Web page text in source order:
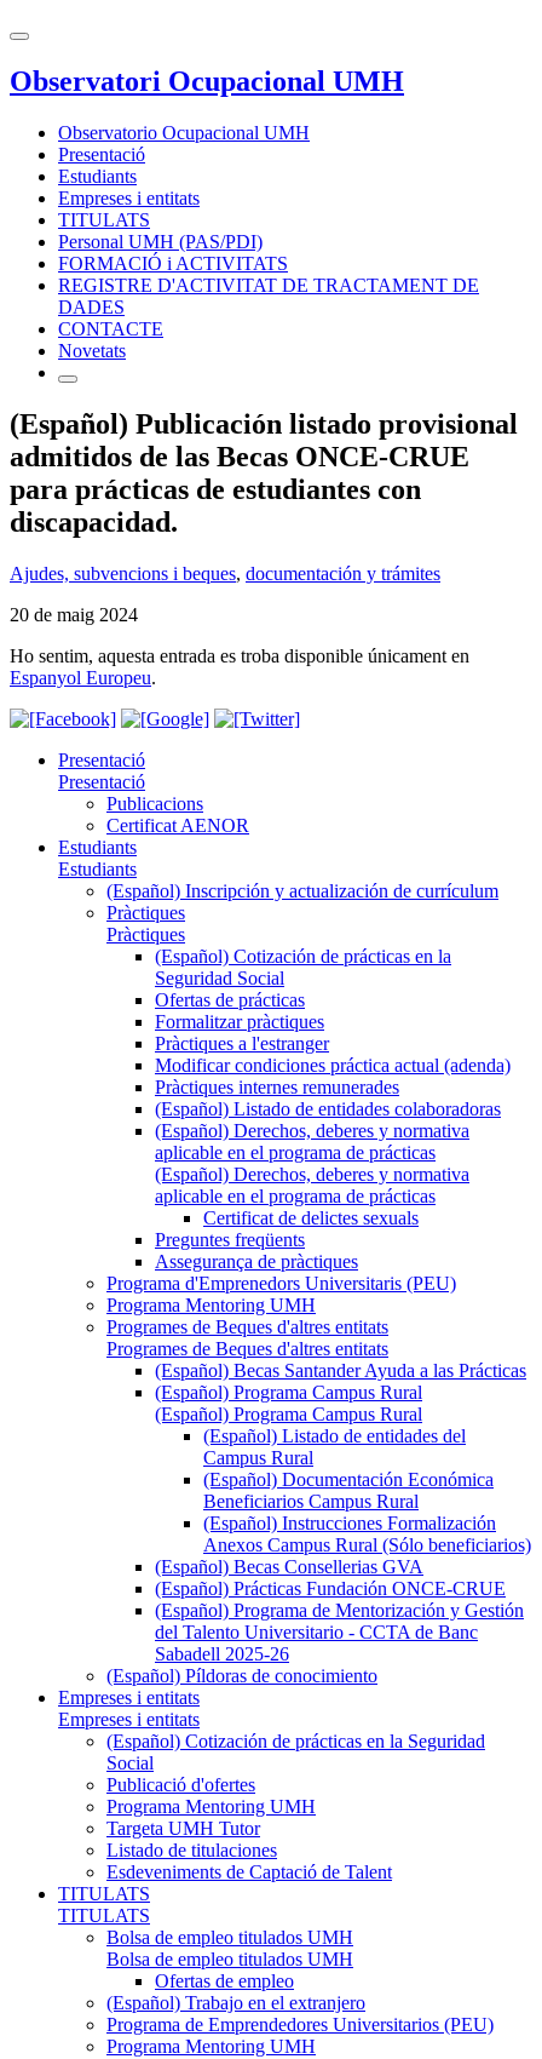
Observatori Ocupacional UMH
Observatorio Ocupacional UMH
Presentació
Estudiants
Empreses i entitats
TITULATS
Personal UMH (PAS/PDI)
FORMACIÓ i ACTIVITATS
REGISTRE D'ACTIVITAT DE TRACTAMENT DE
DADES
CONTACTE
Novetats
(Español) Publicación listado provisional
admitidos de las Becas ONCE-CRUE
para prácticas de estudiantes con
discapacidad.
Ajudes, subvencions i beques, documentación y trámites
20 de maig 2024
Ho sentim, aquesta entrada es troba disponible únicament en
Espanyol Europeu.
Presentació
Presentació
Publicacions
Certificat AENOR
Estudiants
Estudiants
(Español) Inscripción y actualización de currículum
Pràctiques
Pràctiques
(Español) Cotización de prácticas en la
Seguridad Social
Ofertas de prácticas
Formalitzar pràctiques
Pràctiques a l'estranger
Modificar condiciones práctica actual (adenda)
Pràctiques internes remunerades
(Español) Listado de entidades colaboradoras
(Español) Derechos, deberes y normativa
aplicable en el programa de prácticas
(Español) Derechos, deberes y normativa
aplicable en el programa de prácticas
Certificat de delictes sexuals
Preguntes freqüents
Assegurança de pràctiques
Programa d'Emprenedors Universitaris (PEU)
Programa Mentoring UMH
Programes de Beques d'altres entitats
Programes de Beques d'altres entitats
(Español) Becas Santander Ayuda a las Prácticas
(Español) Programa Campus Rural
(Español) Programa Campus Rural
(Español) Listado de entidades del
Campus Rural
(Español) Documentación Económica
Beneficiarios Campus Rural
(Español) Instrucciones Formalización
Anexos Campus Rural (Sólo beneficiarios)
(Español) Becas Consellerias GVA
(Español) Prácticas Fundación ONCE-CRUE
(Español) Programa de Mentorización y Gestión
del Talento Universitario - CCTA de Banc
Sabadell 2025-26
(Español) Píldoras de conocimiento
Empreses i entitats
Empreses i entitats
(Español) Cotización de prácticas en la Seguridad
Social
Publicació d'ofertes
Programa Mentoring UMH
Targeta UMH Tutor
Listado de titulaciones
Esdeveniments de Captació de Talent
TITULATS
TITULATS
Bolsa de empleo titulados UMH
Bolsa de empleo titulados UMH
Ofertas de empleo
(Español) Trabajo en el extranjero
Programa de Emprendedores Universitarios (PEU)
Programa Mentoring UMH